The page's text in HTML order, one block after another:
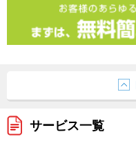
サービス一覧